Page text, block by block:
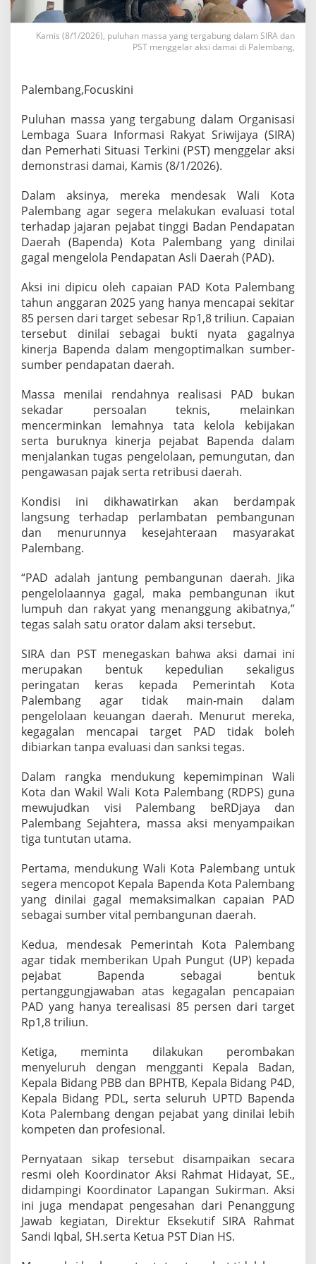
M
a
s
s
D
e
s
k
a
l
i
K
o
t
P
a
l
e
m
b
a
g
B
o
n
g
k
a
r
a
j
a
r
Kamis (8/1/2026), puluhan massa yang tergabung dalam SIRA dan
PST menggelar aksi damai di Palembang,
Palembang,Focuskini
Puluhan massa yang tergabung dalam Organisasi
Lembaga Suara Informasi Rakyat Sriwijaya (SIRA)
dan Pemerhati Situasi Terkini (PST) menggelar aksi
demonstrasi damai, Kamis (8/1/2026).
Dalam aksinya, mereka mendesak Wali Kota
Palembang agar segera melakukan evaluasi total
terhadap jajaran pejabat tinggi Badan Pendapatan
Daerah (Bapenda) Kota Palembang yang dinilai
gagal mengelola Pendapatan Asli Daerah (PAD).
Aksi ini dipicu oleh capaian PAD Kota Palembang
tahun anggaran 2025 yang hanya mencapai sekitar
85 persen dari target sebesar Rp1,8 triliun. Capaian
tersebut dinilai sebagai bukti nyata gagalnya
kinerja Bapenda dalam mengoptimalkan sumber-
sumber pendapatan daerah.
Massa menilai rendahnya realisasi PAD bukan
sekadar persoalan teknis, melainkan
mencerminkan lemahnya tata kelola kebijakan
serta buruknya kinerja pejabat Bapenda dalam
menjalankan tugas pengelolaan, pemungutan, dan
pengawasan pajak serta retribusi daerah.
Kondisi ini dikhawatirkan akan berdampak
langsung terhadap perlambatan pembangunan
dan menurunnya kesejahteraan masyarakat
Palembang.
“PAD adalah jantung pembangunan daerah. Jika
pengelolaannya gagal, maka pembangunan ikut
lumpuh dan rakyat yang menanggung akibatnya,”
tegas salah satu orator dalam aksi tersebut.
SIRA dan PST menegaskan bahwa aksi damai ini
merupakan bentuk kepedulian sekaligus
peringatan keras kepada Pemerintah Kota
Palembang agar tidak main-main dalam
pengelolaan keuangan daerah. Menurut mereka,
kegagalan mencapai target PAD tidak boleh
dibiarkan tanpa evaluasi dan sanksi tegas.
Dalam rangka mendukung kepemimpinan Wali
Kota dan Wakil Wali Kota Palembang (RDPS) guna
mewujudkan visi Palembang beRDjaya dan
Palembang Sejahtera, massa aksi menyampaikan
tiga tuntutan utama.
Pertama, mendukung Wali Kota Palembang untuk
segera mencopot Kepala Bapenda Kota Palembang
yang dinilai gagal memaksimalkan capaian PAD
sebagai sumber vital pembangunan daerah.
Kedua, mendesak Pemerintah Kota Palembang
agar tidak memberikan Upah Pungut (UP) kepada
pejabat Bapenda sebagai bentuk
pertanggungjawaban atas kegagalan pencapaian
PAD yang hanya terealisasi 85 persen dari target
Rp1,8 triliun.
Ketiga, meminta dilakukan perombakan
menyeluruh dengan mengganti Kepala Badan,
Kepala Bidang PBB dan BPHTB, Kepala Bidang P4D,
Kepala Bidang PDL, serta seluruh UPTD Bapenda
Kota Palembang dengan pejabat yang dinilai lebih
kompeten dan profesional.
Pernyataan sikap tersebut disampaikan secara
resmi oleh Koordinator Aksi Rahmat Hidayat, SE.,
didampingi Koordinator Lapangan Sukirman. Aksi
ini juga mendapat pengesahan dari Penanggung
Jawab kegiatan, Direktur Eksekutif SIRA Rahmat
Sandi Iqbal, SH.serta Ketua PST Dian HS.